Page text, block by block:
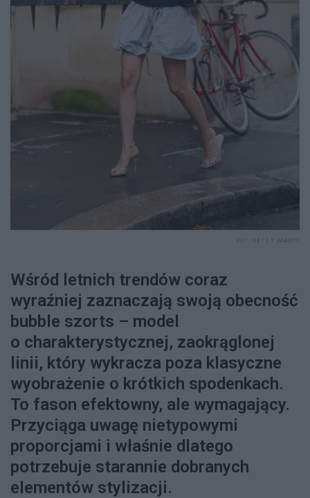
Wśród letnich trendów coraz
wyraźniej zaznaczają swoją obecność
bubble szorts – model
o charakterystycznej, zaokrąglonej
linii, który wykracza poza klasyczne
wyobrażenie o krótkich spodenkach.
To fason efektowny, ale wymagający.
Przyciąga uwagę nietypowymi
proporcjami i właśnie dlatego
potrzebuje starannie dobranych
elementów stylizacji.